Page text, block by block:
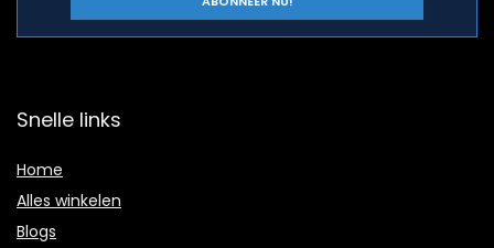
Snelle links
Home
Alles winkelen
Blogs